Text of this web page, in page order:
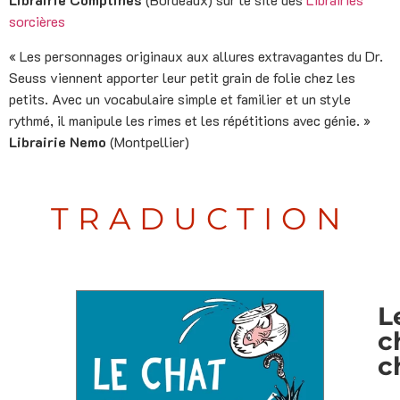
sorcières
« Les personnages originaux aux allures extravagantes du Dr.
Seuss viennent apporter leur petit grain de folie chez les
petits. Avec un vocabulaire simple et familier et un style
rythmé, il manipule les rimes et les répétitions avec génie. »
Librairie Nemo (Montpellier)
TRADUCTION